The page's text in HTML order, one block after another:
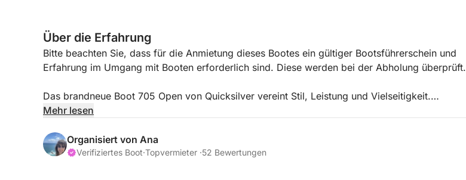
Über die Erfahrung
Bitte beachten Sie, dass für die Anmietung dieses Bootes ein gültiger Bootsführerschein und
Erfahrung im Umgang mit Booten erforderlich sind. Diese werden bei der Abholung überprüft.
Das brandneue Boot 705 Open von Quicksilver vereint Stil, Leistung und Vielseitigkeit.
Mit seinem eleganten Design und dem großzügigen Raumangebot bietet es Platz für bis zu 8
Es ist perfekt für aufregende Abenteuer auf dem Wasser mit Familie und Freunden.
Mehr lesen
Organisiert von Ana
Verifiziertes Boot·Topvermieter ·52 Bewertungen